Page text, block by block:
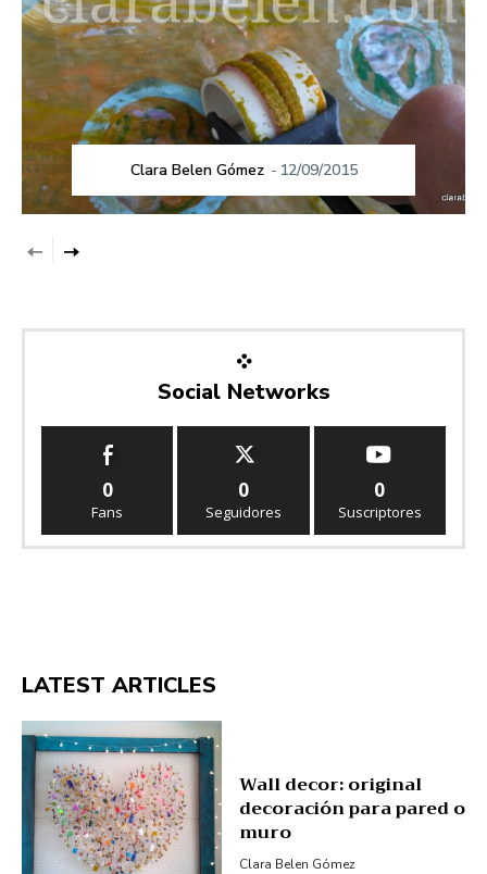
Clara Belen Gómez - 12/09/2015
Social Networks
0
Fans
0
Seguidores
0
Suscriptores
LATEST ARTICLES
Wall decor: original
decoración para pared o
muro
Clara Belen Gómez